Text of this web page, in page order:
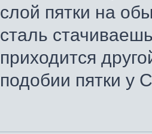
слой пятки на
сталь
приходится
подобии пятки у